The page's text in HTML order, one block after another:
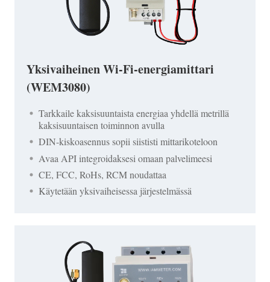
Yksivaiheinen Wi-Fi-energiamittari
(WEM3080)
Tarkkaile kaksisuuntaista energiaa yhdellä metrillä
kaksisuuntaisen toiminnon avulla
DIN-kiskoasennus sopii siististi mittarikoteloon
Avaa API integroidaksesi omaan palvelimeesi
CE, FCC, RoHs, RCM noudattaa
Käytetään yksivaiheisessa järjestelmässä